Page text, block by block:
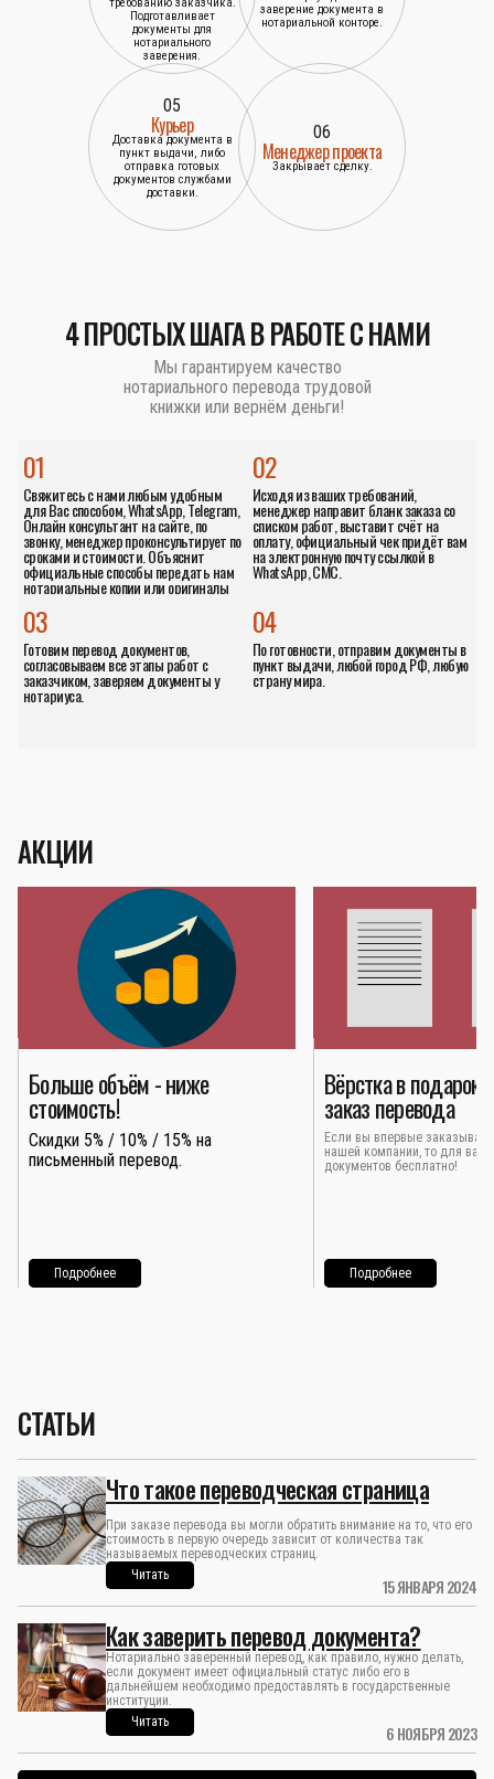
Подготавливает
документы для
нотариального
заверения.
заверение документа в
нотариальной конторе.
05
Курьер
Доставка документа в
пункт выдачи, либо
отправка готовых
документов службами
доставки.
06
Менеджер проекта
Закрывает сделку.
4 ПРОСТЫХ ШАГА В РАБОТЕ С НАМИ
Мы гарантируем качество
нотариального перевода трудовой
книжки или вернём деньги!
01
Свяжитесь с нами любым удобным
для Вас способом, WhatsApp, Telegram,
Онлайн консультант на сайте, по
звонку, менеджер проконсультирует по
сроками и стоимости. Объяснит
официальные способы передать нам
нотариальные копии или оригиналы
02
Исходя из ваших требований,
менеджер направит бланк заказа со
списком работ, выставит счёт на
оплату, официальный чек придёт вам
на электронную почту ссылкой в
WhatsApp, СМС.
04
По готовности, отправим документы в
пункт выдачи, любой город РФ, любую
страну мира.
03
Готовим перевод документов,
согласовываем все этапы работ с
заказчиком, заверяем документы у
нотариуса.
АКЦИИ
Больше объём - ниже
стоимость!
Скидки 5% / 10% / 15% на
письменный перевод.
Подробнее
Вёрстка в подарок
заказ перевода
Если вы впервые
нашей компании, то для вас
документов бесплатно!
Подробнее
СТАТЬИ
15 ЯНВАРЯ 2024
Что такое переводческая страница
При заказе перевода вы могли обратить внимание на то, что его
стоимость в первую очередь зависит от количества так
называемых переводческих страниц.
Читать
6 НОЯБРЯ 2023
Как заверить перевод документа?
Нотариально заверенный перевод, как правило, нужно делать,
если документ имеет официальный статус либо его в
дальнейшем необходимо предоставлять в государственные
институции.
Читать